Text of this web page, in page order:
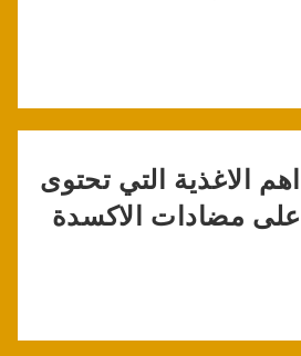
اهم الاغذية التي تحتوى
على مضادات الاكسدة